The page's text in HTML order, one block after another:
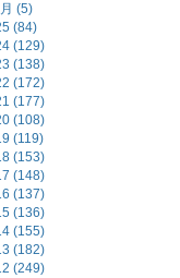
(5)
(84)
(129)
(138)
(172)
(177)
(108)
(119)
(153)
(148)
(137)
(136)
(155)
(182)
(249)